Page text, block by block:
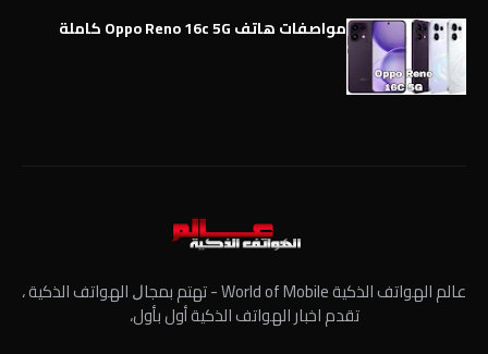
مواصفات هاتف Oppo Reno 16c 5G كاملة
عالم الهواتف الذكية World of Mobile - ﺗﻬﺘﻢ ﺑﻤﺠﺎﻝ الهواتف الذكية ،
تقدم اخبار الهواتف الذكية أول بأول،